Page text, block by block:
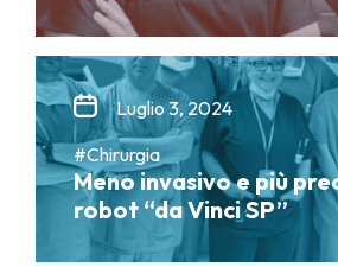
Luglio 3, 2024
#Chirurgia
Meno invasivo e più
robot “da Vinci SP”